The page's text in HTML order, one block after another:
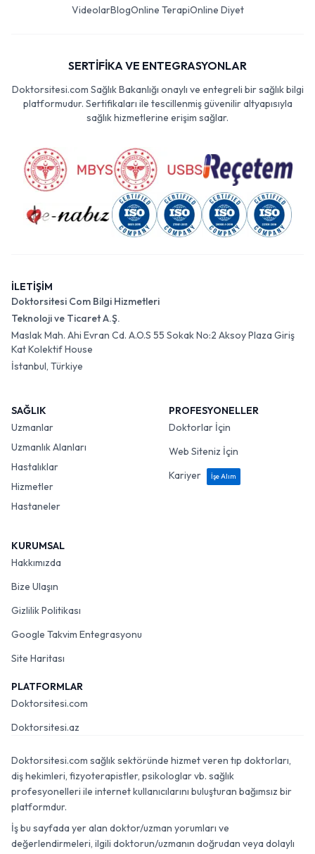
VideolarBlogOnline TerapiOnline Diyet
SERTİFİKA VE ENTEGRASYONLAR
Doktorsitesi.com Sağlık Bakanlığı onaylı ve entegreli bir sağlık bilgi
platformudur. Sertifikaları ile tescillenmiş güvenilir altyapısıyla
sağlık hizmetlerine erişim sağlar.
İLETİŞİM
Doktorsitesi Com Bilgi Hizmetleri
Teknoloji ve Ticaret A.Ş.
Maslak Mah. Ahi Evran Cd. A.O.S 55 Sokak No:2 Aksoy Plaza Giriş
Kat Kolektif House
İstanbul, Türkiye
SAĞLIK
Uzmanlar
Uzmanlık Alanları
Hastalıklar
Hizmetler
Hastaneler
PROFESYONELLER
Doktorlar İçin
Web Siteniz İçin
Kariyer
İşe Alım
KURUMSAL
Hakkımızda
Bize Ulaşın
Gizlilik Politikası
Google Takvim Entegrasyonu
Site Haritası
PLATFORMLAR
Doktorsitesi.com
Doktorsitesi.az
Doktorsitesi.com sağlık sektöründe hizmet veren tıp doktorları,
diş hekimleri, fizyoterapistler, psikologlar vb. sağlık
profesyonelleri ile internet kullanıcılarını buluşturan bağımsız bir
platformdur.
İş bu sayfada yer alan doktor/uzman yorumları ve
değerlendirmeleri, ilgili doktorun/uzmanın doğrudan veya dolaylı